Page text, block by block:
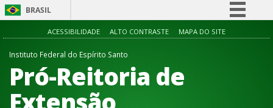
BRASIL
Simplifique!
Acesso à informação
ACESSIBILIDADE ALTO CONTRASTE MAPA DO SITE
Instituto Federal do Espírito Santo
Pró-Reitoria de